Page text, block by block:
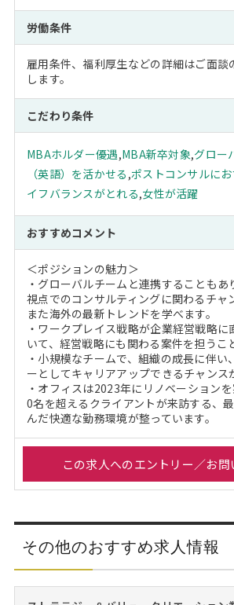
労働条件
雇用条件、福利厚生などの詳細はご面談
します。
こだわり条件
MBAホルダー優遇,MBA新卒対象,グロー
（英語）を活かせる ,ポストコンサルにお
イフバランスがとれる,女性が活躍
おすすめコメント
＜ポジションの魅力＞
・グローバルチームと連携することもあ
視点でのコンサルティングに関わるチャ
また海外の最新トレンドを学べます。
・ワークプレイス戦略が企業経営戦略
いて、経営戦略にも関わる案件を担うこ
・小規模なチームで、組織の成長に伴い
ーとしてキャリアアップできるチャンス
・オフィスは2023年にリノベーション
0名を超えるクライアントが来訪する、
んだ快適な勤務環境が整っています。
この求人へのエントリー／お問
その他のおすすめ求人情報